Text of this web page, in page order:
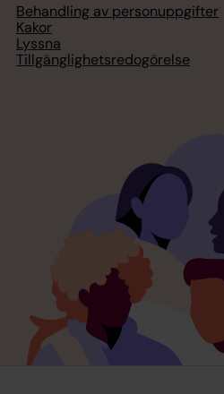
Behandling av personuppgifter
Kakor
Lyssna
Tillgänglighetsredogörelse